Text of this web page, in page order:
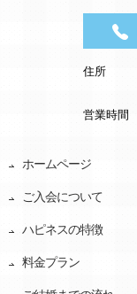
住所
営業時間
ホームページ
ご入会について
ハピネスの特徴
料金プラン